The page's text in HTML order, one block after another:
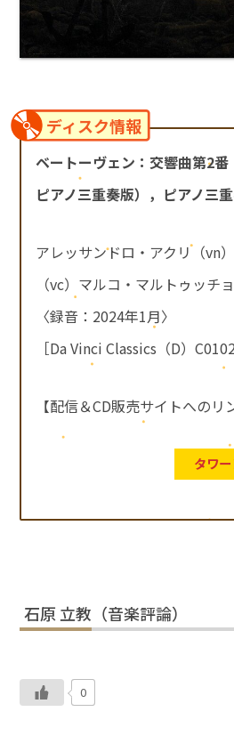
ディスク情報
ベートーヴェン：交響曲第2
ピアノ三重奏版），ピアノ三
アレッサンドロ・アクリ（vn
（vc）マルコ・マルトゥッチョ
〈録音：2024年1月〉
［Da Vinci Classics（D）
【配信＆CD販売サイトへのリ
タワ
石原 立教（音楽評論）
0